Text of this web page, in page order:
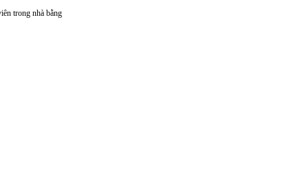
trong nhà bằng